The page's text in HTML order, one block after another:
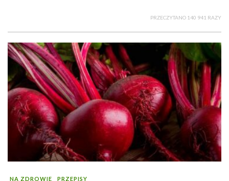
PRZECZYTANO 140 941 RAZY
NA ZDROWIE PRZEPISY